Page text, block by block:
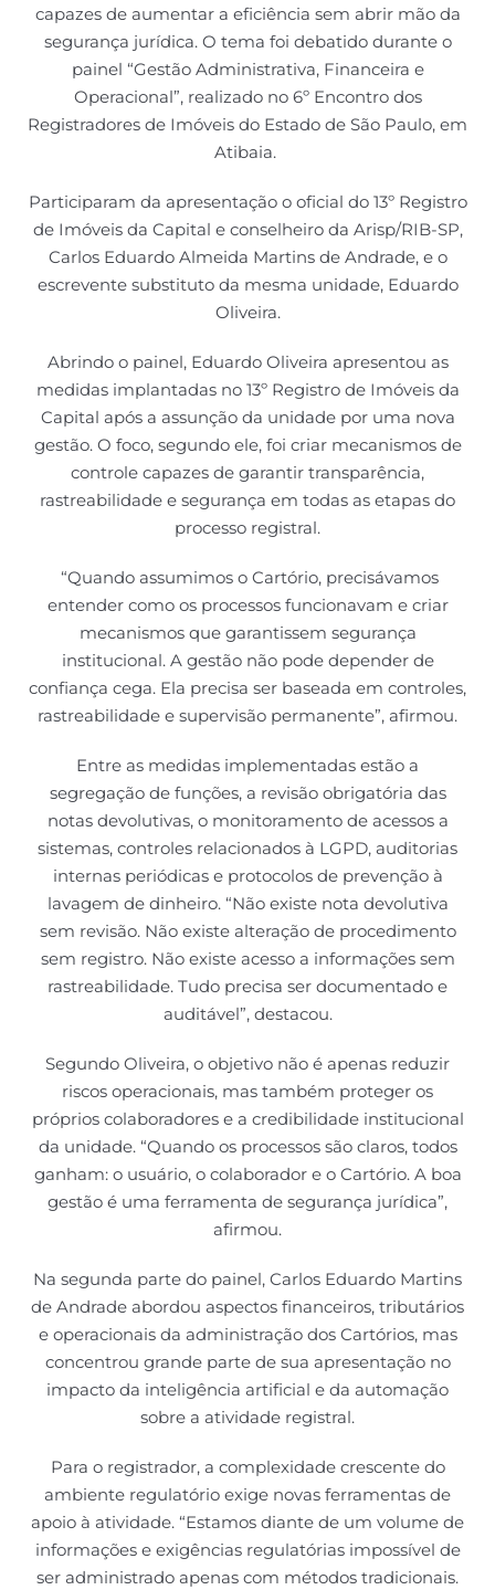
capazes de aumentar a eficiência sem abrir mão da
segurança jurídica. O tema foi debatido durante o
painel “Gestão Administrativa, Financeira e
Operacional”, realizado no 6º Encontro dos
Registradores de Imóveis do Estado de São Paulo, em
Atibaia.
Participaram da apresentação o oficial do 13º Registro
de Imóveis da Capital e conselheiro da Arisp/RIB-SP,
Carlos Eduardo Almeida Martins de Andrade, e o
escrevente substituto da mesma unidade, Eduardo
Oliveira.
Abrindo o painel, Eduardo Oliveira apresentou as
medidas implantadas no 13º Registro de Imóveis da
Capital após a assunção da unidade por uma nova
gestão. O foco, segundo ele, foi criar mecanismos de
controle capazes de garantir transparência,
rastreabilidade e segurança em todas as etapas do
processo registral.
“Quando assumimos o Cartório, precisávamos
entender como os processos funcionavam e criar
mecanismos que garantissem segurança
institucional. A gestão não pode depender de
confiança cega. Ela precisa ser baseada em controles,
rastreabilidade e supervisão permanente”, afirmou.
Entre as medidas implementadas estão a
segregação de funções, a revisão obrigatória das
notas devolutivas, o monitoramento de acessos a
sistemas, controles relacionados à LGPD, auditorias
internas periódicas e protocolos de prevenção à
lavagem de dinheiro. “Não existe nota devolutiva
sem revisão. Não existe alteração de procedimento
sem registro. Não existe acesso a informações sem
rastreabilidade. Tudo precisa ser documentado e
auditável”, destacou.
Segundo Oliveira, o objetivo não é apenas reduzir
riscos operacionais, mas também proteger os
próprios colaboradores e a credibilidade institucional
da unidade. “Quando os processos são claros, todos
ganham: o usuário, o colaborador e o Cartório. A boa
gestão é uma ferramenta de segurança jurídica”,
afirmou.
Na segunda parte do painel, Carlos Eduardo Martins
de Andrade abordou aspectos financeiros, tributários
e operacionais da administração dos Cartórios, mas
concentrou grande parte de sua apresentação no
impacto da inteligência artificial e da automação
sobre a atividade registral.
Para o registrador, a complexidade crescente do
ambiente regulatório exige novas ferramentas de
apoio à atividade. “Estamos diante de um volume de
informações e exigências regulatórias impossível de
ser administrado apenas com métodos tradicionais.